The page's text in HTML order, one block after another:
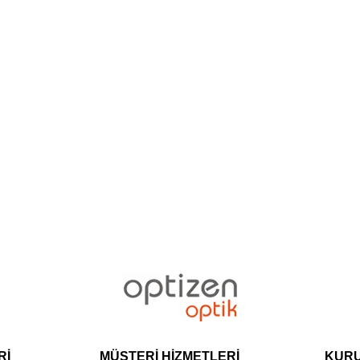
MÜŞTERİ HİZMETLERİ